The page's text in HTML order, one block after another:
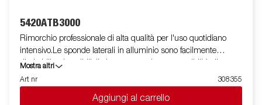
5420ATB3000
Rimorchio professionale di alta qualità per l'uso quotidiano
intensivo.Le sponde laterali in alluminio sono facilmente
ribaltabili e rimovibili, il che aumenta le sue possibilità di
utilizzo, trasformandolo da rimorchio cassonato a pianale. I
punti di fissaggio ( max 400 kg carico/per anello)sono perfetti
per assicurare il carico . E' disponibile una vasta gamma di
Mostra altri
Art nr
308355
Aggiungi al carrello